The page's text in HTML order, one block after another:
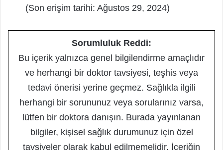
(Son erişim tarihi: Ağustos 29, 2024)
Sorumluluk Reddi:
Bu içerik yalnızca genel bilgilendirme amaçlıdır
ve herhangi bir doktor tavsiyesi, teşhis veya
tedavi önerisi yerine geçmez. Sağlıkla ilgili
herhangi bir sorununuz veya sorularınız varsa,
lütfen bir doktora danışın. Burada yayınlanan
bilgiler, kişisel sağlık durumunuz için özel
tavsiyeler olarak kabul edilmemelidir. İçeriğin